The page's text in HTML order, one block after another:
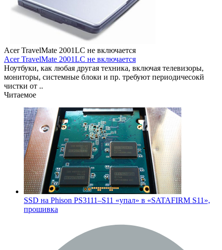
Acer TravelMate 2001LC не включается
Acer TravelMate 2001LC не включается
Ноутбуки, как любая другая техника, включая телевизоры,
мониторы, системные блоки и пр. требуют периодичесокй
чистки от ..
Читаемое
SSD на Phison PS3111–S11 «упал» в «SATAFIRM S11»,
прошивка